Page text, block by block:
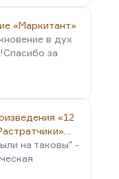
«Маркитант»
в дух
за
«12
на таковы" -